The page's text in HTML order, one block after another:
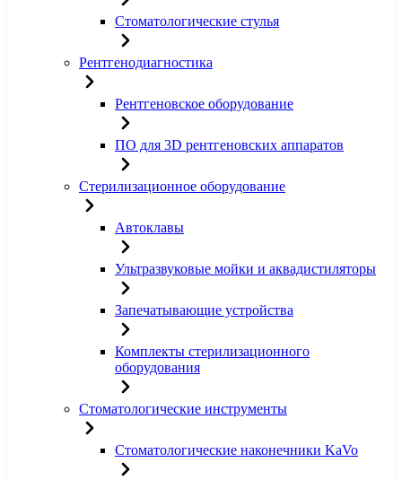
Стоматологические стулья
Рентгенодиагностика
Рентгеновское оборудование
ПО для 3D рентгеновских аппаратов
Стерилизационное оборудование
Автоклавы
Ультразвуковые мойки и аквадистиляторы
Запечатывающие устройства
Комплекты стерилизационного
оборудования
Стоматологические инструменты
Стоматологические наконечники KaVo